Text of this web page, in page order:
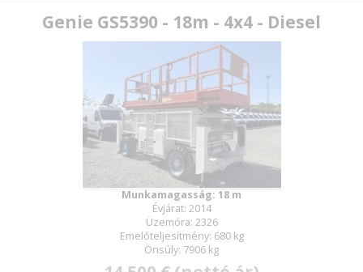
Genie GS5390 - 18m - 4x4 - Diesel
Munkamagasság: 18 m
Évjárat: 2014
Üzemóra: 2326
Emelőteljesítmény: 680 kg
Önsúly: 7906 kg